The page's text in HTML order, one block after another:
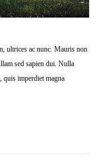
ultrices ac nunc. Mauris non
sed sapien dui. Nulla
quis imperdiet magna